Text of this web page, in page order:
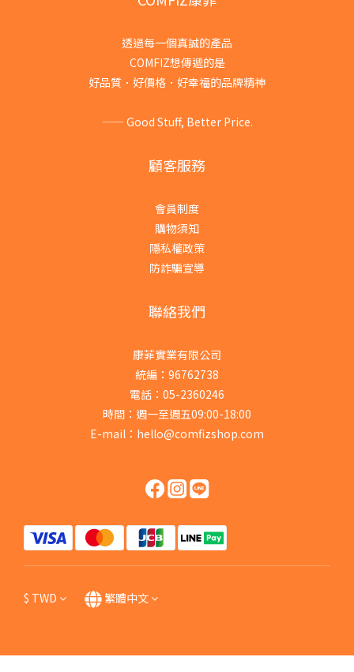
透過每一個真誠的產品
COMFIZ想傳遞的是
好品質．好價格．好幸福的品牌精神
—— Good Stuff, Better Price.
顧客服務
會員制度
購物須知
隱私權政策
防詐騙宣導
聯絡我們
康菲實業有限公司
統編：96762738
電話：05-2360246
時間：週一至週五09:00-18:00
E-mail：hello@comfizshop.com
$ TWD 繁體中文